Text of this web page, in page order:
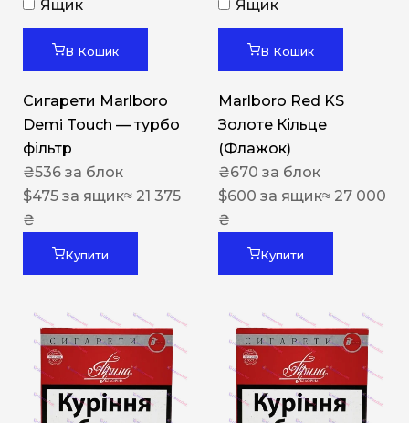
Ящик
В Кошик
Сигарети Marlboro
Demi Touch — турбо
фільтр
₴536 за блок
$475 за ящик≈ 21 375
₴
Купити
Ящик
В Кошик
Marlboro Red KS
Золоте Кільце
(Флажок)
₴670 за блок
$600 за ящик≈ 27 000
₴
Купити